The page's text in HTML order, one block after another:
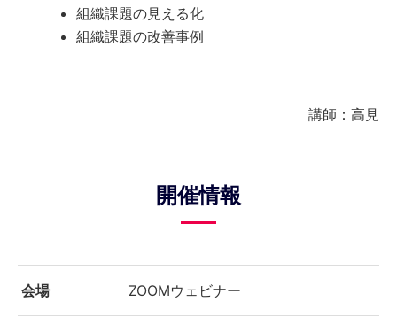
組織課題の見える化
組織課題の改善事例
講師：高見
開催情報
会場 ZOOMウェビナー